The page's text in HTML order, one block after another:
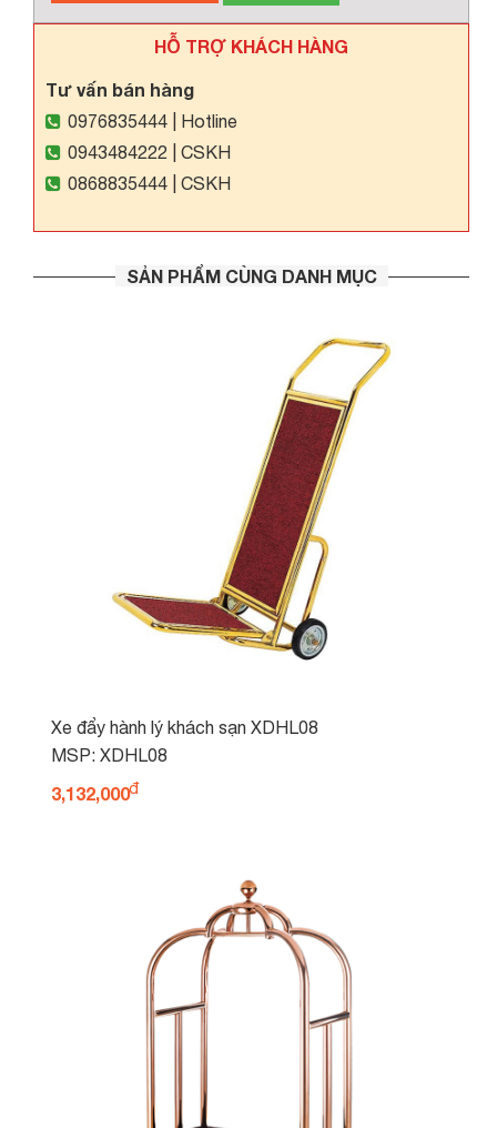
HỖ TRỢ KHÁCH HÀNG
Tư vấn bán hàng
0976835444 | Hotline
0943484222 | CSKH
0868835444 | CSKH
SẢN PHẨM CÙNG DANH MỤC
Xe đẩy hành lý khách sạn XDHL08
MSP: XDHL08
3,132,000